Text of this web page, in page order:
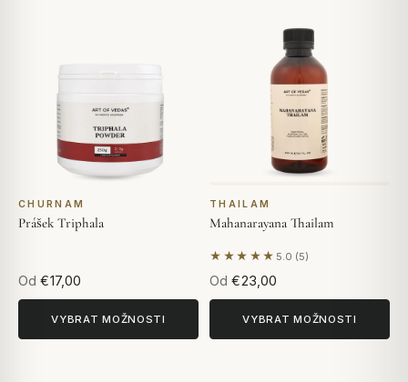
CHURNAM
Prášek Triphala
Od €17,00
VYBRAT MOŽNOSTI
THAILAM
Mahanarayana Thailam
★★★★★ 5.0 (5)
Na základě 5 hodnocení
Od €23,00
VYBRAT MOŽNOSTI